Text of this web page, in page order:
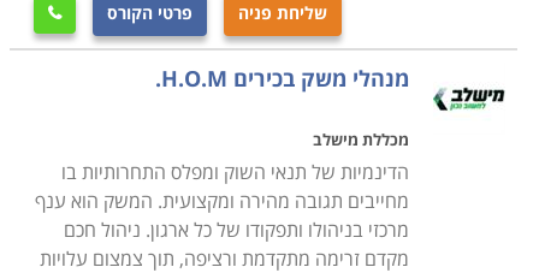
עוד נרכשת היכולת לבצע סקירה של המוסד או המבנה
בתחום אחריותו של איש המקצוע בניסיון לאתר מפגעים
הדורשים תיקון כמו למשל, מעליות שפג תוקף האחריות
עליהן ויש להזמין את חברת המעליות לתחזוקה שוטפת,
מזגנים רעועים הנוטים ליפול ומהווים סיכון בטיחותי, עצים
בסביבת חצר המוסד שיש לטפל בהם על מנת למנוע סיכון
בטיחותי וכדומה.
שליחת פניה פרטי הקורס 
מנהלי משק בכירים H.O.M.
מכללת מישלב
הדינמיות של תנאי השוק ומפלס התחרותיות בו
מחייבים תגובה מהירה ומקצועית. המשק הוא ענף
מרכזי בניהולו ותפקודו של כל ארגון. ניהול חכם
מקדם זרימה מתקדמת ורציפה, תוך צמצום עלויות